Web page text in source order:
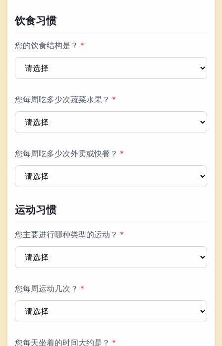
饮食习惯
您的饮食结构是？ *
您每周吃多少次蔬菜水果？ *
您每周吃多少次外卖或快餐？ *
运动习惯
您主要进行哪种类型的运动？ *
您每周运动几次？ *
您每天坐着的时间大约是？ *